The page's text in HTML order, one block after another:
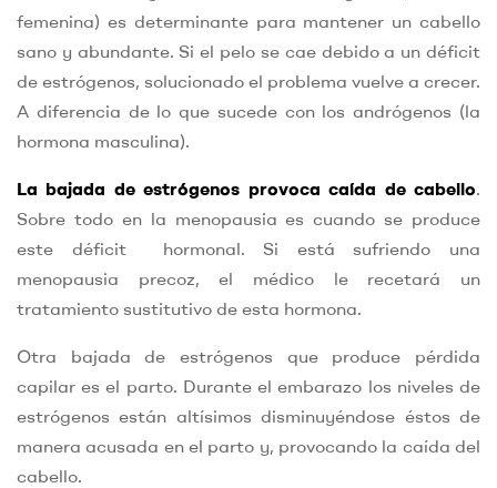
femenina) es determinante para mantener un cabello
sano y abundante. Si el pelo se cae debido a un déficit
de estrógenos, solucionado el problema vuelve a crecer.
A diferencia de lo que sucede con los andrógenos (la
hormona masculina).
La bajada de estrógenos provoca caída de cabello.
Sobre todo en la menopausia es cuando se produce
este déficit hormonal. Si está sufriendo una
menopausia precoz, el médico le recetará un
tratamiento sustitutivo de esta hormona.
Otra bajada de estrógenos que produce pérdida
capilar es el parto. Durante el embarazo los niveles de
estrógenos están altísimos disminuyéndose éstos de
manera acusada en el parto y, provocando la caída del
cabello.